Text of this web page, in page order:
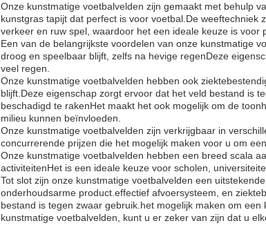
Onze kunstmatige voetbalvelden zijn gemaakt met behulp
kunstgras tapijt dat perfect is voor voetbal.De
verkeer en ruw spel, waardoor het een ideale keuze is voor
Een van de belangrijkste voordelen van onze kunstmatige
droog en speelbaar blijft, zelfs na hevige regenDeze
veel regen.
Onze kunstmatige voetbalvelden hebben ook
blijft.Deze eigenschap zorgt ervoor dat het veld bestand is
beschadigd te rakenHet maakt het ook mogelijk om de
milieu kunnen beïnvloeden.
Onze kunstmatige voetbalvelden zijn verkrijgbaar in
concurrerende prijzen die het mogelijk maken voor u om
Onze kunstmatige voetbalvelden hebben een breed scala
activiteitenHet is een ideale keuze voor scholen,
Tot slot zijn onze kunstmatige voetbalvelden een
onderhoudsarme product.effectief afvoersysteem, en
bestand is tegen zwaar gebruik.het mogelijk maken om
kunstmatige voetbalvelden, kunt u er zeker van zijn dat u